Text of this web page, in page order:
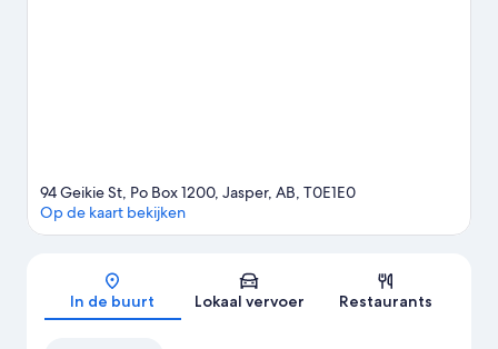
Kaart
94 Geikie St, Po Box 1200, Jasper, AB, T0E1E0
Op de kaart bekijken
In de buurt Lokaal vervoer Restaurants